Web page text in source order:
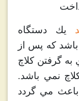
يك دستگاه
كه پس از
گرفتن كلاچ
نمي باشد.
مي گردد